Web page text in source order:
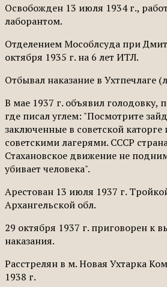
Освобожден 13 июля 1934 г.,
лаборантом.
Отделением Мособлсуда при
октября 1935 г. на 6 лет ИТЛ.
Отбывал наказание в Ухтпечлаге
В мае 1937 г. объявил голодовку,
где писал углем: "Посмотрите
заключенные в советской
советскими лагерями. СССР
Стахановское движение не
убивает человека".
Арестован 13 июля 1937 г.
Архангельской обл.
29 октября 1937 г. приговорен к
наказания.
Расстрелян в м. Новая Ухтарка
1938 г.